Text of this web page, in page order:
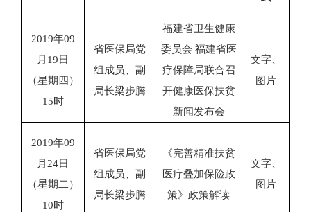
2019年09
月 19日
（星期四）
15时
省医保局党
组成员、副
局长梁步腾
福建省卫生健康
委员会 福建省医
疗保障局联合召
开健康医保扶贫
新闻发布会
文字、
图片
2019年09
月 24日
（星期二 ）
10时
省医保局党
组成员、副
局长梁步腾
《完善精准扶贫
医疗叠加保险政
策》政策解读
文字、
图片